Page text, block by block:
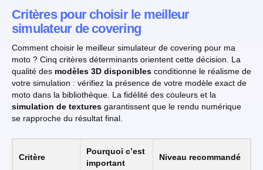
Critères pour choisir le meilleur
simulateur de covering
Comment choisir le meilleur simulateur de covering pour ma
moto ? Cinq critères déterminants orientent cette décision. La
qualité des modèles 3D disponibles conditionne le réalisme de
votre simulation : vérifiez la présence de votre modèle exact de
moto dans la bibliothèque. La fidélité des couleurs et la
simulation de textures garantissent que le rendu numérique
se rapproche du résultat final.
Critère
Pourquoi c’est
important
Niveau recommandé